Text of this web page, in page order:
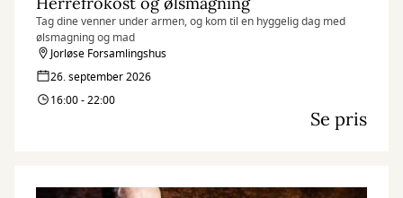
Tag dine venner under armen, og kom til en hyggelig dag med
ølsmagning og mad
Jorløse Forsamlingshus
26. september 2026
16:00 - 22:00
Se pris